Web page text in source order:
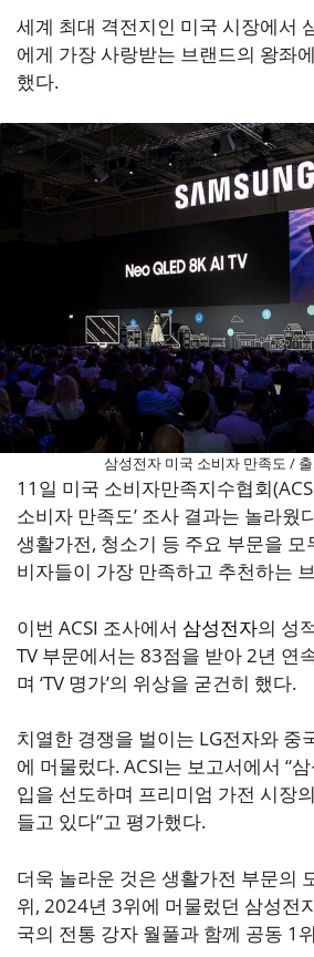
세계 최대 격전지인 미국 시장에서
에게 가장 사랑받는 브랜드의 왕좌
했다.
삼성전자 미국 소비자 만족도 /
11일 미국 소비자만족지수협회
소비자 만족도’ 조사 결과는 놀라웠
생활가전, 청소기 등 주요 부문을 모
비자들이 가장 만족하고 추천하는
이번 ACSI 조사에서 삼성전자의 성
TV 부문에서는 83점을 받아 2년 연
며 ‘TV 명가’의 위상을 굳건히 했다.
치열한 경쟁을 벌이는 LG전자와 중
에 머물렀다. ACSI는 보고서에서 “
입을 선도하며 프리미엄 가전 시장
들고 있다”고 평가했다.
더욱 놀라운 것은 생활가전 부문의
위, 2024년 3위에 머물렀던 삼성전
국의 전통 강자 월풀과 함께 공동 1